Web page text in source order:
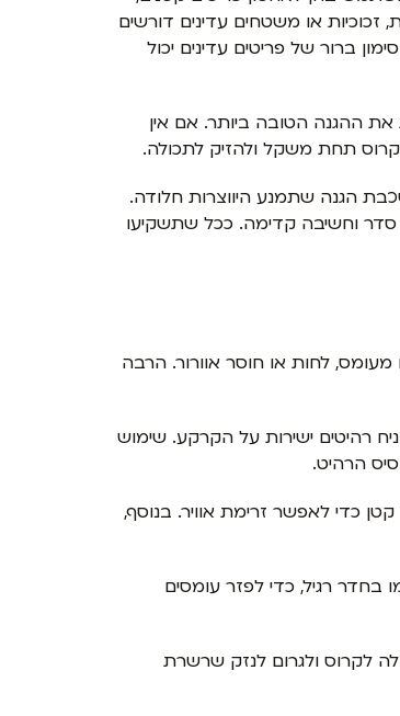
או משטחים עדינים דורשים
ברור של פריטים עדינים יכול
ההגנה הטובה ביותר. אם אין
תחת משקל ולהזיק לתכולה.
הגנה שתמנע היווצרות חלודה.
וחשיבה קדימה. ככל שתשקיעו
לחות או חוסר אוורור. הרבה
רהיטים ישירות על הקרקע. שימוש
הרהיט.
כדי לאפשר זרימת אוויר. בנוסף,
בחדר רגיל, כדי לפזר עומסים
לקרוס ולגרום לנזק שרשרת